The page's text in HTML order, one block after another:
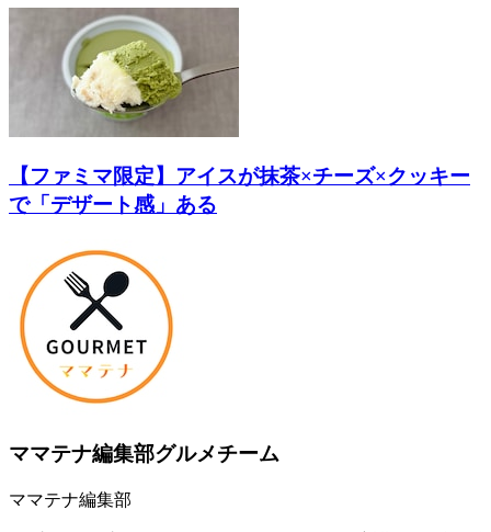
【ファミマ限定】アイスが抹茶×チーズ×クッキー
で「デザート感」ある
ママテナ編集部グルメチーム
ママテナ編集部